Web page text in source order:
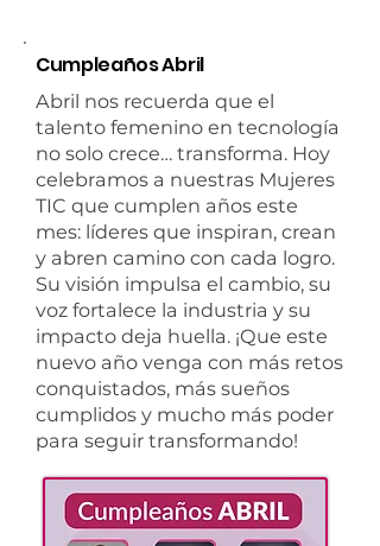
Cumpleaños Abril
Abril nos recuerda que el
talento femenino en tecnología
no solo crece… transforma. Hoy
celebramos a nuestras Mujeres
TIC que cumplen años este
mes: líderes que inspiran, crean
y abren camino con cada logro.
Su visión impulsa el cambio, su
voz fortalece la industria y su
impacto deja huella. ¡Que este
nuevo año venga con más retos
conquistados, más sueños
cumplidos y mucho más poder
para seguir transformando!